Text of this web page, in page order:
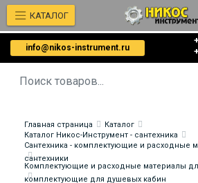
info@nikos-instrument.ru
КАТАЛОГ
Главная страница
Каталог
Каталог Никос-Инструмент - сантехника
Сантехника - комплектующие и расходные
сантехники
Комплектующие и расходные материалы
комплектующие для душевых кабин